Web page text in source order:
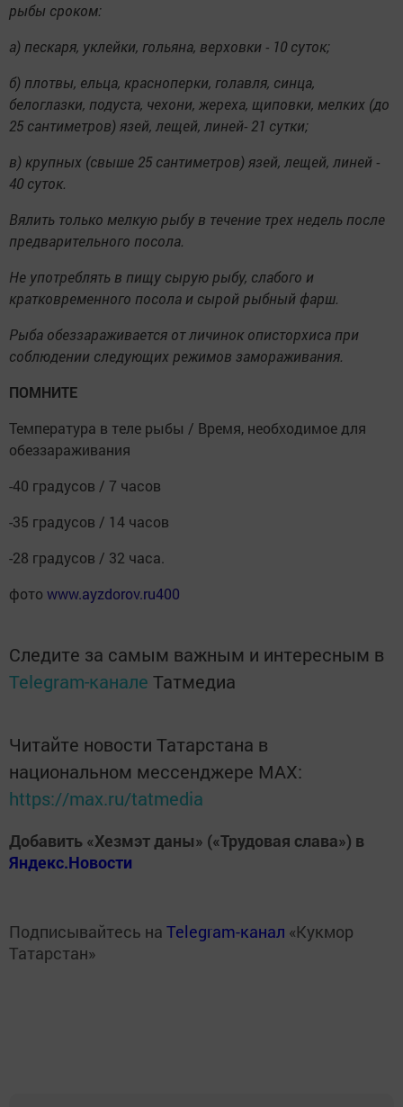
рыбы сроком:
а) пескаря, уклейки, гольяна, верховки - 10 суток;
б) плотвы, ельца, красноперки, голавля, синца,
белоглазки, подуста, чехони, жереха, щиповки, мелких (до
25 сантиметров) язей, лещей, линей- 21 сутки;
в) крупных (свыше 25 сантиметров) язей, лещей, линей -
40 суток.
Вялить только мелкую рыбу в течение трех недель после
предварительного посола.
Не употреблять в пищу сырую рыбу, слабого и
кратковременного посола и сырой рыбный фарш.
Рыба обеззараживается от личинок описторхиса при
соблюдении следующих режимов замораживания.
ПОМНИТЕ
Температура в теле рыбы / Время, необходимое для
обеззараживания
-40 градусов / 7 часов
-35 градусов / 14 часов
-28 градусов / 32 часа.
фото www.ayzdorov.ru400
Следите за самым важным и интересным в
Telegram-канале Татмедиа
Читайте новости Татарстана в
национальном мессенджере MАХ:
https://max.ru/tatmedia
Добавить «Хезмэт даны» («Трудовая слава») в
Яндекс.Новости
Подписывайтесь на Telegram-канал «Кукмор
Татарстан»